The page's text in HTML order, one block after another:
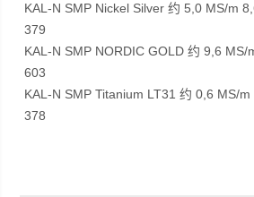
KAL-N SMP Nickel Silver 约 5,0
379
KAL-N SMP NORDIC GOLD 约 9,6
603
KAL-N SMP Titanium LT31 约 0,6
378